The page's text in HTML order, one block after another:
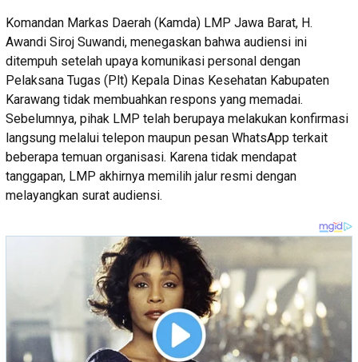
Komandan Markas Daerah (Kamda) LMP Jawa Barat, H.
Awandi Siroj Suwandi, menegaskan bahwa audiensi ini
ditempuh setelah upaya komunikasi personal dengan
Pelaksana Tugas (Plt) Kepala Dinas Kesehatan Kabupaten
Karawang tidak membuahkan respons yang memadai.
Sebelumnya, pihak LMP telah berupaya melakukan konfirmasi
langsung melalui telepon maupun pesan WhatsApp terkait
beberapa temuan organisasi. Karena tidak mendapat
tanggapan, LMP akhirnya memilih jalur resmi dengan
melayangkan surat audiensi.